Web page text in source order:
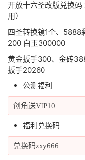
开放十六圣改版兑换
用）
四圣转换镜1个、5888
200 白玉300000
黄金扳手300、金砖
扳手20260
公测福利
创角送VIP10
福利兑换码
兑换码zxy666